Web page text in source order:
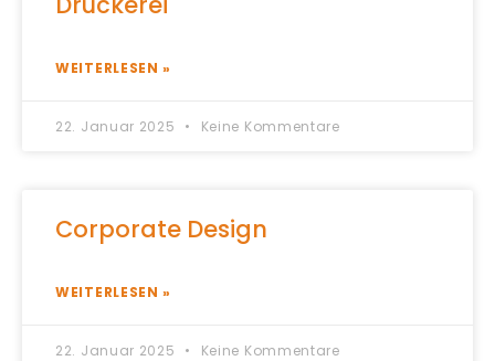
WEITERLESEN »
22. Januar 2025 Keine Kommentare
Corporate Design
WEITERLESEN »
22. Januar 2025 Keine Kommentare